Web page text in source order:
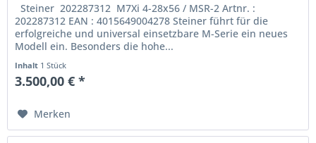
Steiner 202287312 M7Xi 4-28x56 / MSR-2 Artnr. :
202287312 EAN : 4015649004278 Steiner führt für die
erfolgreiche und universal einsetzbare M-Serie ein neues
Modell ein. Besonders die hohe...
Inhalt 1 Stück
3.500,00 € *
Merken